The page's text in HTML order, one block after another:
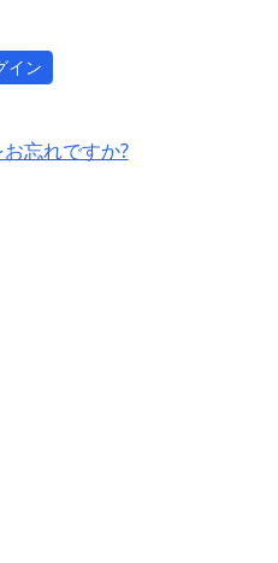
イン
忘れですか?